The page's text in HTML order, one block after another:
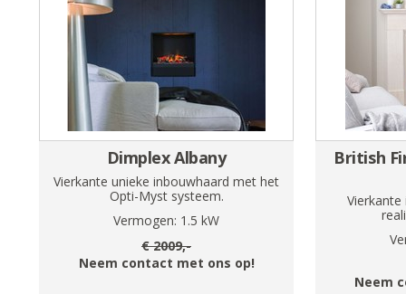
Dimplex Albany
Vierkante unieke inbouwhaard met het
Opti-Myst systeem.
Vermogen: 1.5 kW
€2009,-
Neem contact met ons op!
British
Neem